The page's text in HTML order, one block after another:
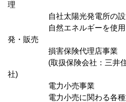
理
自社太陽光発電所の設
自然エネルギーを使用し
発・販売
損害保険代理店事業
(取扱保険会社：三井住友
社)
電力小売事業
電力小売に関わる各種業